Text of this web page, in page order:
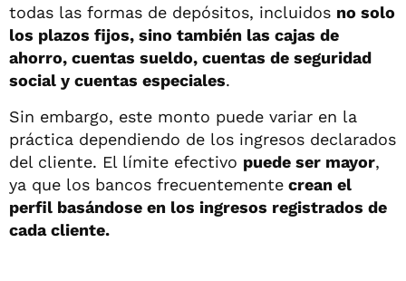
todas las formas de depósitos, incluidos no solo
los plazos fijos, sino también las cajas de
ahorro, cuentas sueldo, cuentas de seguridad
social y cuentas especiales.
Sin embargo, este monto puede variar en la
práctica dependiendo de los ingresos declarados
del cliente. El límite efectivo puede ser mayor,
ya que los bancos frecuentemente crean el
perfil basándose en los ingresos registrados de
cada cliente.